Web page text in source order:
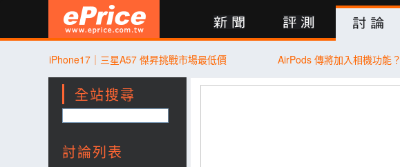
評測 討論 產品 買賣 登入 行動版
iPhone17｜三星A57 傑昇挑戰市場最低價 AirPods 傳將加入相機功能？
全站搜尋
討論列表